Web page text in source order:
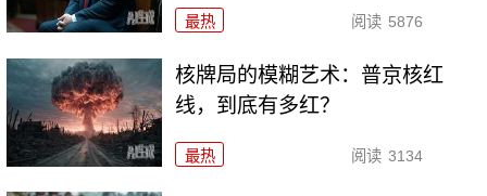
最热 阅读 5876
核牌局的模糊艺术：普京核红
线，到底有多红？
最热 阅读 3134